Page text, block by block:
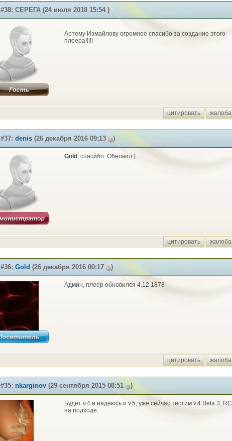
#38: СЕРЕГА (24 июля 2018 15:54 )
Артему Измайлову огромное спасибо за создание этого
плеера!!!!!
цитировать жалоба
#37: denis (26 декабря 2016 09:13 )
Gold , спасибо. Обновил.)
цитировать жалоба
#36: Gold (26 декабря 2016 00:17 )
Админ, плеер обновился 4.12.1878
цитировать жалоба
#35: nkarginov (29 сентября 2015 08:51 )
Будет v.4 и надеюсь и v.5, уже сейчас тестим v.4 Beta 3, RC
на подходе.